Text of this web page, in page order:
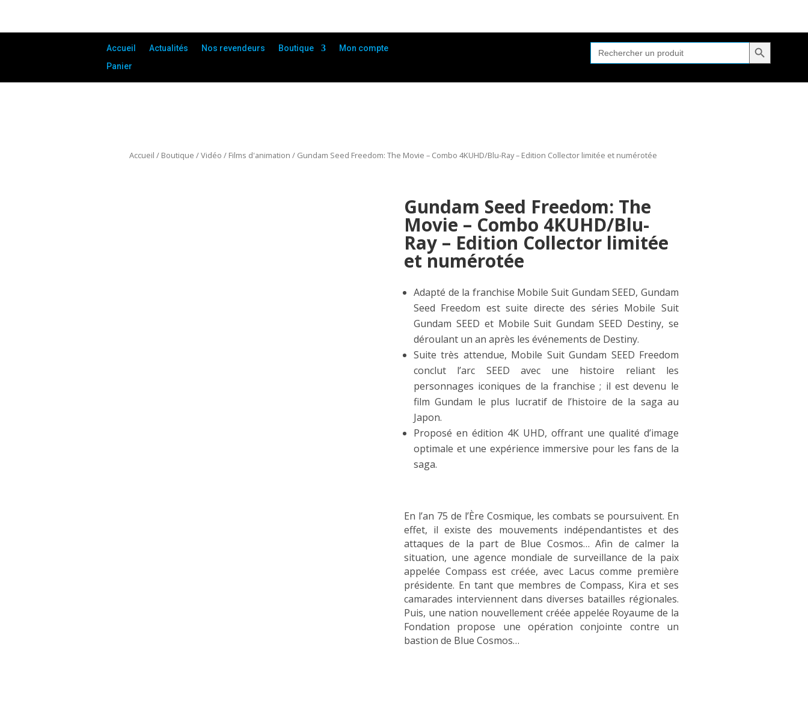
Accueil Actualités Nos revendeurs Boutique
Mon compte
Panier
Search
for:
Search Button
Accueil / Boutique /Vidéo / Films d'animation / Gundam Seed Freedom: The Movie – Combo 4KUHD/Blu-Ray – Edition Collector limitée et numérotée
Gundam Seed Freedom: The
Movie – Combo 4KUHD/Blu-
Ray – Edition Collector limitée
et numérotée
Adapté de la franchise Mobile Suit Gundam SEED, Gundam
Seed Freedom est suite directe des séries Mobile Suit
Gundam SEED et Mobile Suit Gundam SEED Destiny, se
déroulant un an après les événements de Destiny.
Suite très attendue, Mobile Suit Gundam SEED Freedom
conclut l’arc SEED avec une histoire reliant les
personnages iconiques de la franchise ; il est devenu le
film Gundam le plus lucratif de l’histoire de la saga au
Japon.
Proposé en édition 4K UHD, offrant une qualité d’image
optimale et une expérience immersive pour les fans de la
saga.
En l’an 75 de l’Ère Cosmique, les combats se poursuivent. En
effet, il existe des mouvements indépendantistes et des
attaques de la part de Blue Cosmos… Afin de calmer la
situation, une agence mondiale de surveillance de la paix
appelée Compass est créée, avec Lacus comme première
présidente. En tant que membres de Compass, Kira et ses
camarades interviennent dans diverses batailles régionales.
Puis, une nation nouvellement créée appelée Royaume de la
Fondation propose une opération conjointe contre un
bastion de Blue Cosmos…